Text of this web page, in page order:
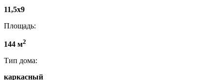
11,5x9
Площадь:
144 м2
Тип дома:
каркасный